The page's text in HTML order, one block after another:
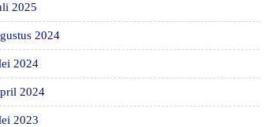
2025
2024
2024
2024
2023